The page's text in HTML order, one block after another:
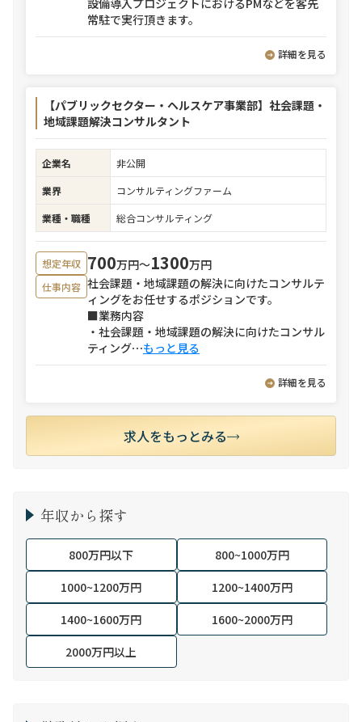
設備導入プロジェクトにおけるPMなどを客先
常駐で実行頂きます。
詳細を見る
【パブリックセクター・ヘルスケア事業部】社会課題・
地域課題解決コンサルタント
企業名
非公開
業界
コンサルティングファーム
業種・職種
総合コンサルティング
想定年収 700万円〜1300万円
仕事内容 社会課題・地域課題の解決に向けたコンサルテ
ィングをお任せするポジションです。
■業務内容
・社会課題・地域課題の解決に向けたコンサル
ティング⋯もっと見る
詳細を見る
求人をもっとみる
年収から探す
800万円以下
800~1000万円
1000~1200万円
1200~1400万円
1400~1600万円
1600~2000万円
2000万円以上